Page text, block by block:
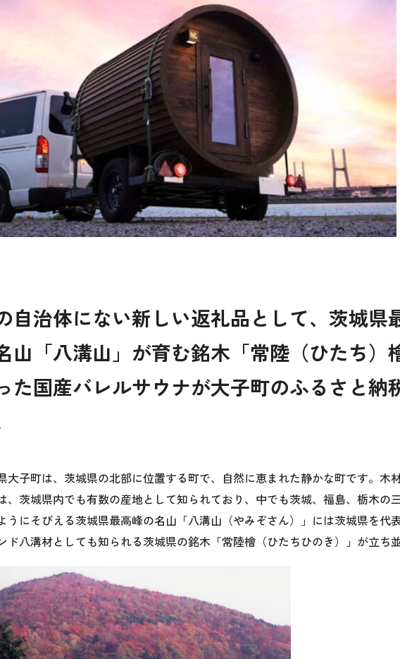
自治体にない新しい返礼品として、茨城県
山「八溝山」が育む銘木「常陸（ひたち）
た国産バレルサウナが大子町のふるさと納
大子町は、茨城県の北部に位置する町で、自然に恵まれた静かな町です。木
、茨城県内でも有数の産地として知られており、中でも茨城、福島、栃木の
うにそびえる茨城県最高峰の名山「八溝山（やみぞさん）」には茨城県を代
ド八溝材としても知られる茨城県の銘木「常陸檜（ひたちひのき）」が立ち並